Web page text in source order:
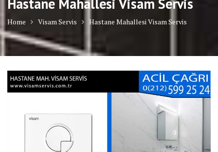
Hastane Mahallesi Visam Servis
Home Visam Servis Hastane Mahallesi Visam Servis